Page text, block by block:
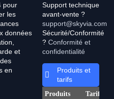
pour
les
données
et
en
Support technique
avant-vente ?
support@skyvia.com
Sécurité/Conformité
? Conformité et
confidentialité
Produits et
tarifs
Produits